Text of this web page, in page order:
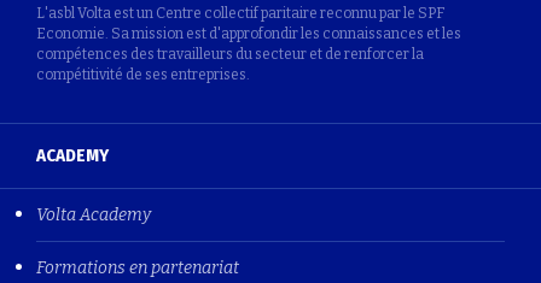
L'asbl Volta est un Centre collectif paritaire reconnu par le SPF
Economie. Sa mission est d'approfondir les connaissances et les
compétences des travailleurs du secteur et de renforcer la
compétitivité de ses entreprises.
ACADEMY
Volta Academy
Formations en partenariat